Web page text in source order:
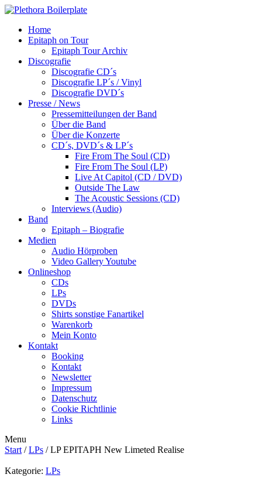
Home
Epitaph on Tour
Epitaph Tour Archiv
Discografie
Discografie CD´s
Discografie LP´s / Vinyl
Discografie DVD´s
Presse / News
Pressemitteilungen der Band
Über die Band
Über die Konzerte
CD´s, DVD´s & LP´s
Fire From The Soul (CD)
Fire From The Soul (LP)
Live At Capitol (CD / DVD)
Outside The Law
The Acoustic Sessions (CD)
Interviews (Audio)
Band
Epitaph – Biografie
Medien
Audio Hörproben
Video Gallery Youtube
Onlineshop
CDs
LPs
DVDs
Shirts sonstige Fanartikel
Warenkorb
Mein Konto
Kontakt
Booking
Kontakt
Newsletter
Impressum
Datenschutz
Cookie Richtlinie
Links
Menu
Start /LPs / LP EPITAPH New Limeted Realise
Kategorie: LPs